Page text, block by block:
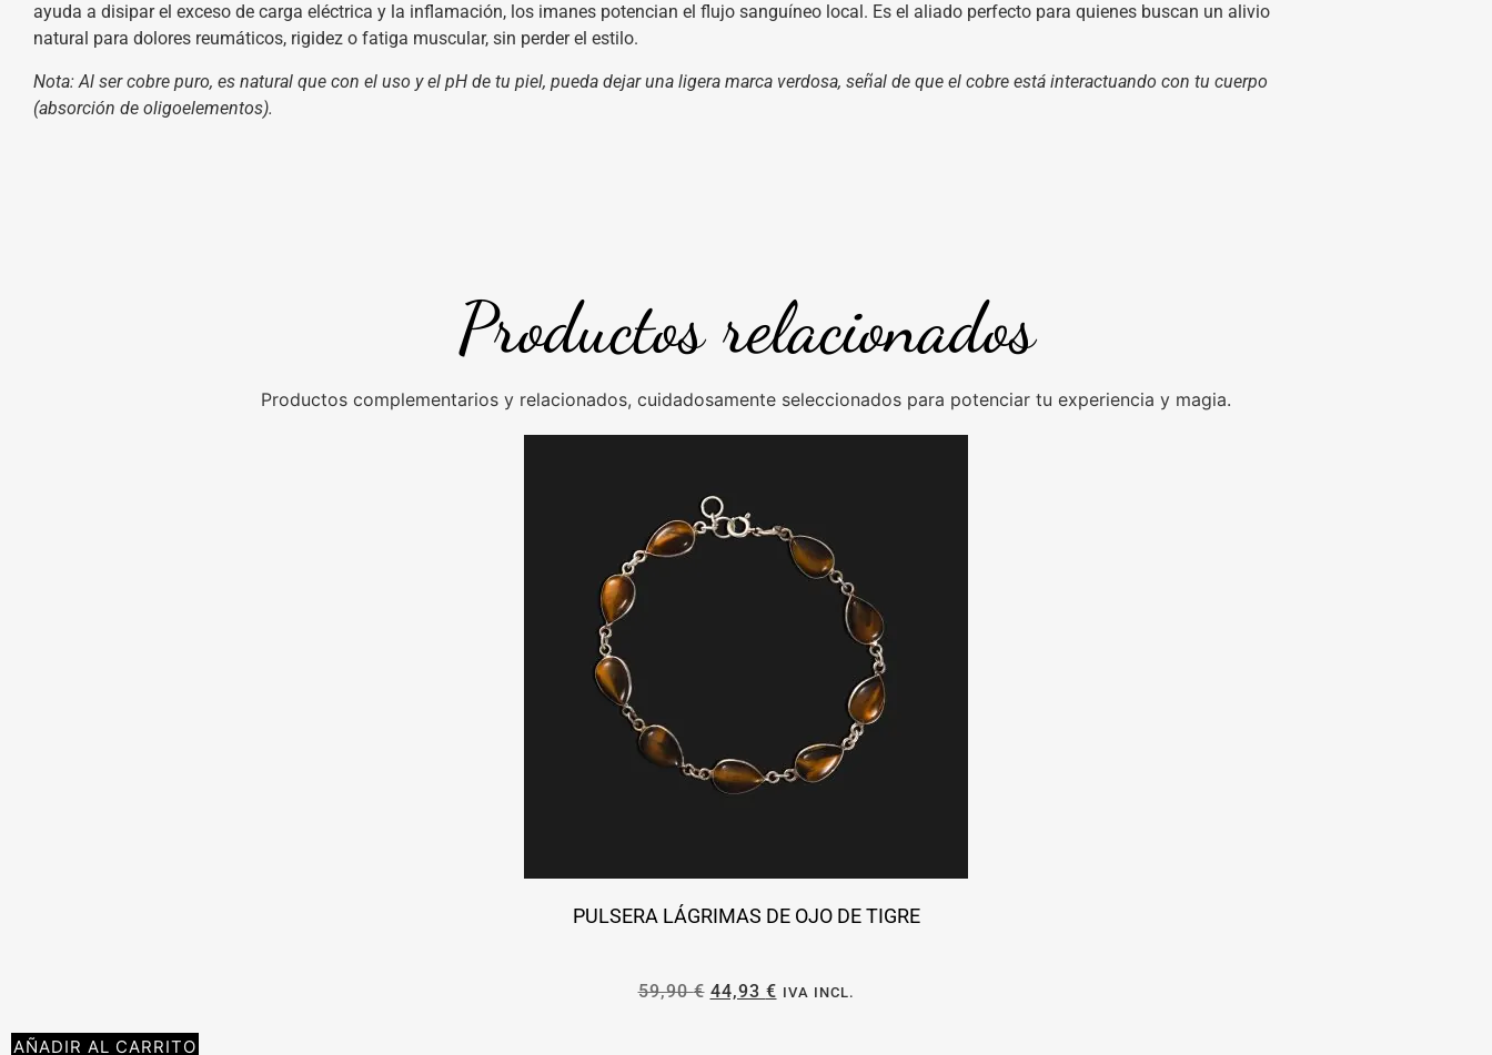
ayuda a disipar el exceso de carga eléctrica y la inflamación, los imanes potencian el flujo sanguíneo local. Es el aliado perfecto para quienes buscan un alivio
natural para dolores reumáticos, rigidez o fatiga muscular, sin perder el estilo.
Nota: Al ser cobre puro, es natural que con el uso y el pH de tu piel, pueda dejar una ligera marca verdosa, señal de que el cobre está interactuando con tu cuerpo
(absorción de oligoelementos).
Productos relacionados
Productos complementarios y relacionados, cuidadosamente seleccionados para potenciar tu experiencia y magia.
PULSERA LÁGRIMAS DE OJO DE TIGRE
59,90€ 44,93 € IVA INCL.
AÑADIR AL CARRITO